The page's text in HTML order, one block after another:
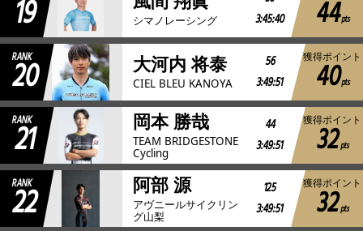
19 シマノレーシング
3:45:40
44pts
RANK
20 大河内 将泰
CIEL BLEU KANOYA
56
3:49:51
獲得ポイント
40pts
RANK
21 岡本 勝哉
TEAM BRIDGESTONE
Cycling
44
3:49:51
獲得ポイント
32 pts
RANK
22 阿部 源
アヴニールサイクリン
グ山梨
125
3:49:51
獲得ポイント
32 pts